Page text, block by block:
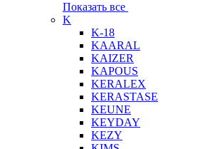
Показать все
K
K-18
KAARAL
KAIZER
KAPOUS
KERALEX
KERASTASE
KEUNE
KEYDAY
KEZY